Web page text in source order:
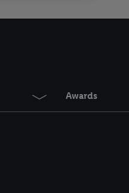
Awards
verschillende
kunnen worden
vergelijkbare
in te